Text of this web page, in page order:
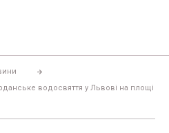
водосвяття у Львові на площі